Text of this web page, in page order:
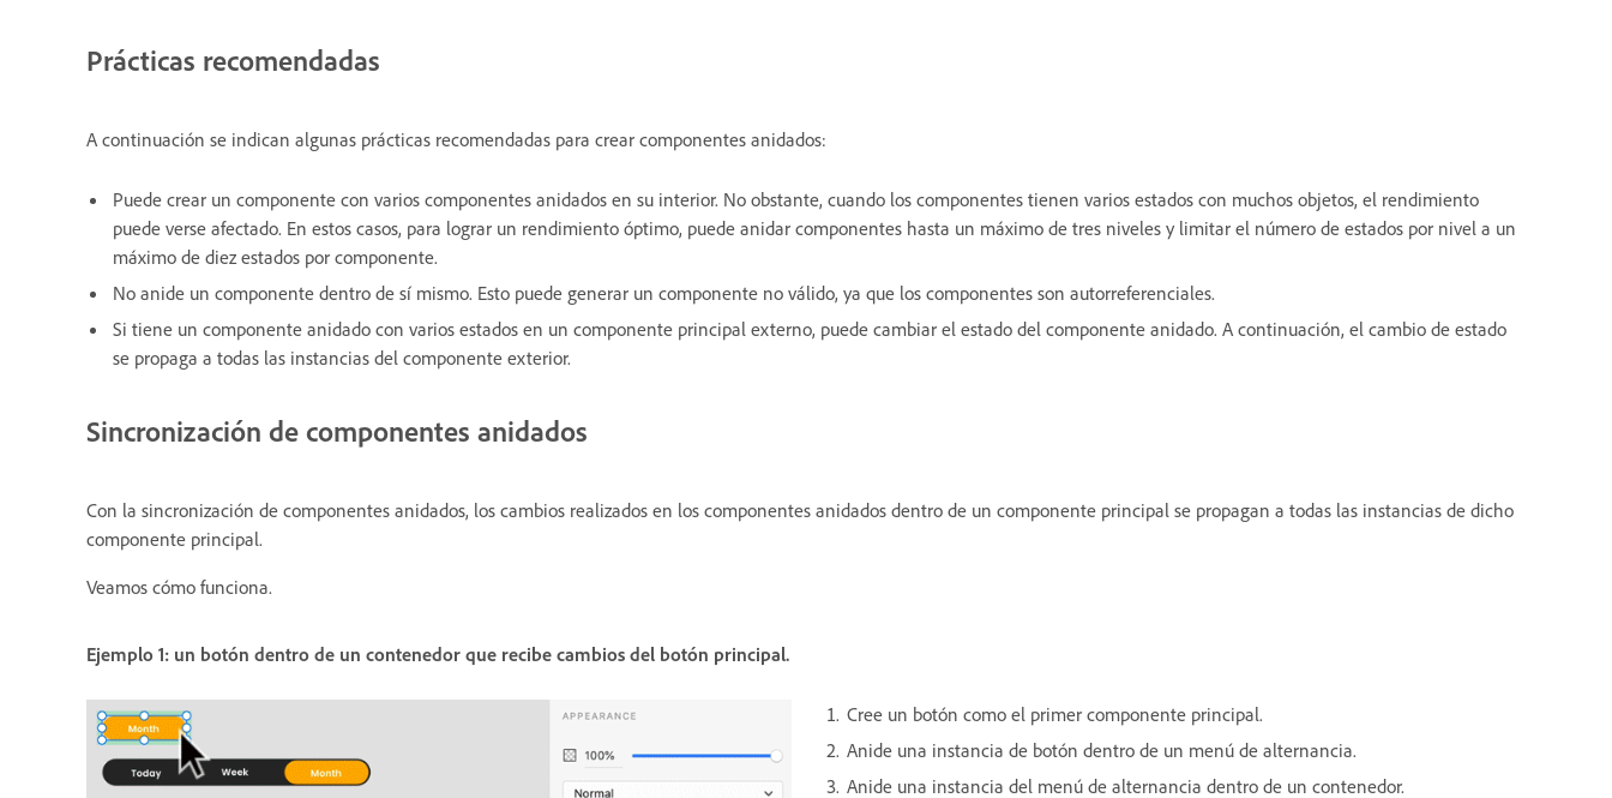
Prácticas recomendadas
A continuación se indican algunas prácticas recomendadas para crear componentes anidados:
Puede crear un componente con varios componentes anidados en su interior. No obstante, cuando los componentes tienen varios estados con muchos objetos, el rendimiento
puede verse afectado. En estos casos, para lograr un rendimiento óptimo, puede anidar componentes hasta un máximo de tres niveles y limitar el número de estados por nivel a un
máximo de diez estados por componente.
No anide un componente dentro de sí mismo. Esto puede generar un componente no válido, ya que los componentes son autorreferenciales.
Si tiene un componente anidado con varios estados en un componente principal externo, puede cambiar el estado del componente anidado. A continuación, el cambio de estado
se propaga a todas las instancias del componente exterior.
Sincronización de componentes anidados
Con la sincronización de componentes anidados, los cambios realizados en los componentes anidados dentro de un componente principal se propagan a todas las instancias de dicho
componente principal.
Veamos cómo funciona.
Ejemplo 1: un botón dentro de un contenedor que recibe cambios del botón principal.
Cree un botón como el primer componente principal.
Anide una instancia de botón dentro de un menú de alternancia.
Anide una instancia del menú de alternancia dentro de un contenedor.